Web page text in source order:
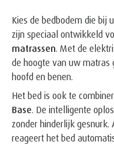
Kies de bedbodem die bij
zijn speciaal ontwikkeld
matrassen. Met de
de hoogte van uw
hoofd en benen.
Het bed is ook te
Base. De intelligente
zonder hinderlijk
reageert het bed